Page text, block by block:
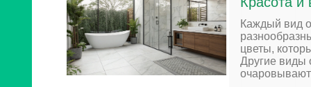
Каждый вид
цветы,
Другие виды